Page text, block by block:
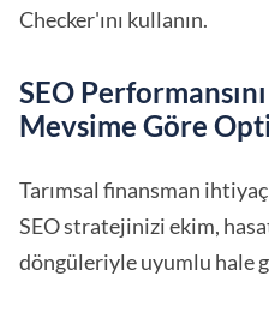
Checker'ını kullanın.
SEO
Mevsime Göre
Tarımsal finansman
SEO stratejinizi ekim,
döngüleriyle uyumlu hale